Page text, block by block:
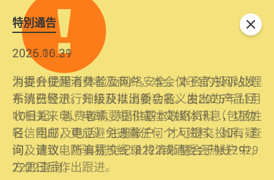
特別通告
2026.06.29
消委会提醒消费者及商户，本会仅于官方网站发
布消费警示。如接获以消委会名义发出的产品回
收相关来电、电邮、短讯或社交媒体讯息，切勿
轻信回应，更应避免透露任何个人资料。如有疑
问，请致电防骗易热线18222或消委会热线2929
2222查询。
2025.10.31
为提升使用者体验及网络安全，本会的投诉处理
系统已经进行升级及推出新功能。由2025年11月
10日起，消费者需要提供基本联络资料（包括姓
名、电邮及电话）注册帐户，才可提交投诉、查
询及建议。所有提交纪录将清晰整合于帐户中，
方便日后作出跟进。
关闭